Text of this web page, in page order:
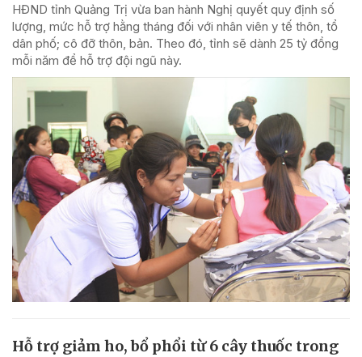
HĐND tỉnh Quảng Trị vừa ban hành Nghị quyết quy định số
lượng, mức hỗ trợ hằng tháng đối với nhân viên y tế thôn, tổ
dân phố; cô đỡ thôn, bản. Theo đó, tỉnh sẽ dành 25 tỷ đồng
mỗi năm để hỗ trợ đội ngũ này.
Hỗ trợ giảm ho, bổ phổi từ 6 cây thuốc trong